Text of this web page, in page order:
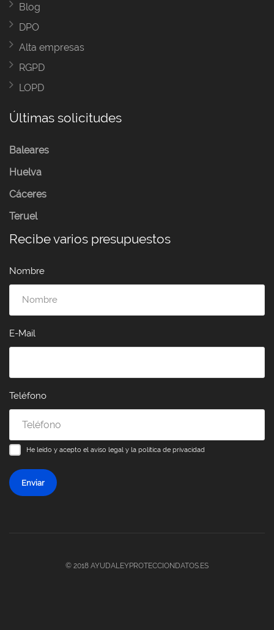
Blog
DPO
Alta empresas
RGPD
LOPD
Últimas solicitudes
Baleares
Huelva
Cáceres
Teruel
Recibe varios presupuestos
Nombre
E-Mail
Teléfono
He leído y acepto el aviso legal y la política de privacidad
Enviar
© 2018 AYUDALEYPROTECCIONDATOS.ES